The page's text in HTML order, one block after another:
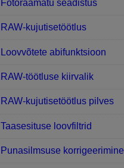
Fotoraamatu seadistus
RAW-kujutisetöötlus
Loovvõtete abifunktsioon
RAW-töötluse kiirvalik
RAW-kujutisetöötlus pilves
Taasesituse loovfiltrid
Punasilmsuse korrigeerimine